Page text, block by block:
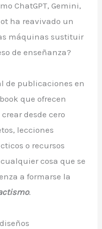
ChatGPT, Gemini,
ha reavivado un
máquinas sustituir
de enseñanza?
de publicaciones en
que ofrecen
desde cero
lecciones
o recursos
cosa que se
a formarse la
.